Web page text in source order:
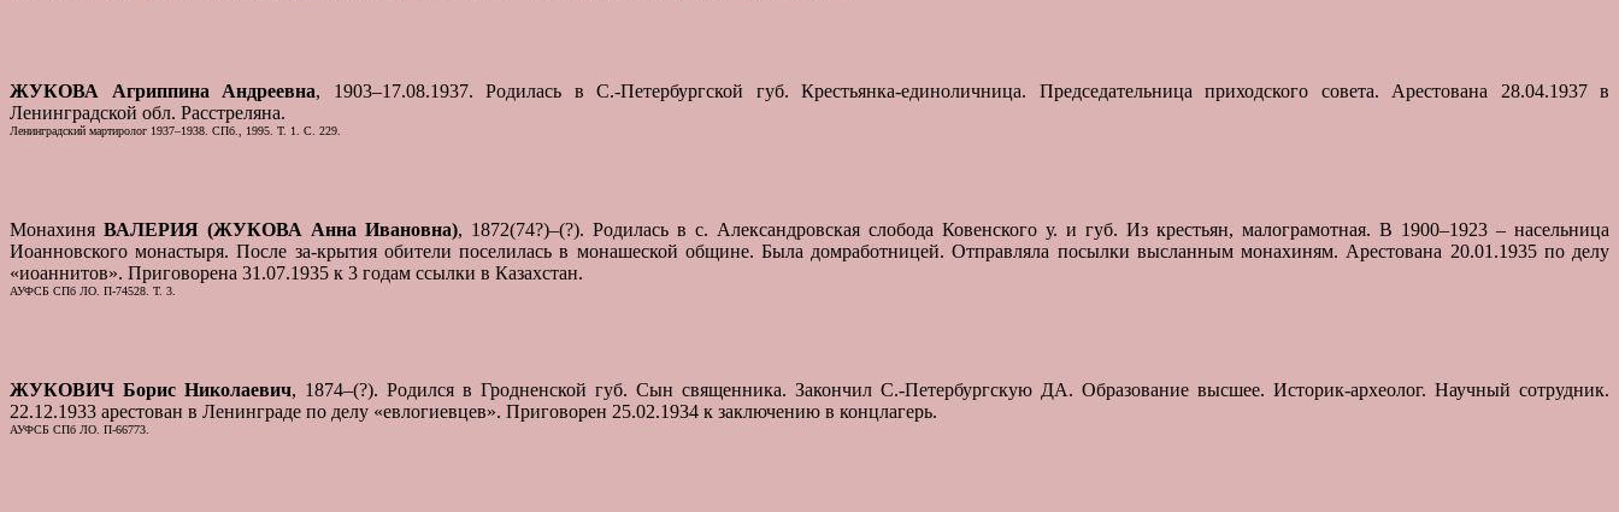
ЖУКОВА Агриппина Андреевна, 1903–17.08.1937. Родилась в С.-Петербургской губ. Крестьянка-единоличница. Председательница приходского совета. Арестована 28.04.1937 в
Ленинградской обл. Расстреляна.
Ленинградский мартиролог 1937–1938. СПб., 1995. Т. 1. С. 229.
Монахиня ВАЛЕРИЯ (ЖУКОВА Анна Ивановна), 1872(74?)–(?). Родилась в с. Александровская слобода Ковенского у. и губ. Из крестьян, малограмотная. В 1900–1923 – насельница
Иоанновского монастыря. После за-крытия обители поселилась в монашеской общине. Была домработницей. Отправляла посылки высланным монахиням. Арестована 20.01.1935 по делу
«иоаннитов». Приговорена 31.07.1935 к 3 годам ссылки в Казахстан.
АУФСБ СПб ЛО. П-74528. Т. 3.
ЖУКОВИЧ Борис Николаевич, 1874–(?). Родился в Гродненской губ. Сын священника. Закончил С.-Петербургскую ДА. Образование высшее. Историк-археолог. Научный сотрудник.
22.12.1933 арестован в Ленинграде по делу «евлогиевцев». Приговорен 25.02.1934 к заключению в концлагерь.
АУФСБ СПб ЛО. П-66773.